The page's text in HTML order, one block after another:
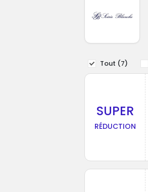
Tout (7)
SUPER
RÉDUCTION